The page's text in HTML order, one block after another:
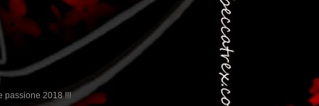
passione 2018 !!!